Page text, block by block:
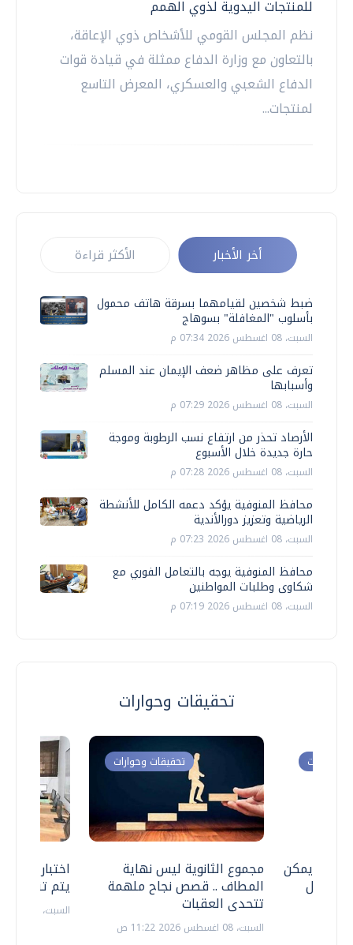
للمنتجات اليدوية لذوي الهمم
نظم المجلس القومي للأشخاص ذوي الإعاقة،
بالتعاون مع وزارة الدفاع ممثلة في قيادة قوات
الدفاع الشعبي والعسكري، المعرض التاسع
لمنتجات...
أخر الأخبار الأكثر قراءة
ضبط شخصين لقيامهما بسرقة هاتف محمول
بأسلوب "المغافلة" بسوهاج
السبت، 08 اغسطس 2026 07:34 م
تعرف على مظاهر ضعف الإيمان عند المسلم
وأسبابها
السبت، 08 اغسطس 2026 07:29 م
الأرصاد تحذر من ارتفاع نسب الرطوبة وموجة
حارة جديدة خلال الأسبوع
السبت، 08 اغسطس 2026 07:28 م
محافظ المنوفية يؤكد دعمه الكامل للأنشطة
الرياضية وتعزيز دورالأندية
السبت، 08 اغسطس 2026 07:23 م
محافظ المنوفية يوجه بالتعامل الفوري مع
شكاوى وطلبات المواطنين
السبت، 08 اغسطس 2026 07:19 م
تحقيقات وحوارات
اختبارات
يتم
السبت، 18 يوليو 2026 09:22 ص
تحقيقات وحوارات
مجموع الثانوية ليس نهاية
المطاف .. قصص نجاح ملهمة
تتحدى العقبات
السبت، 08 اغسطس 2026 11:22 ص
وحوارات
.. هل يمكن
نتعامل